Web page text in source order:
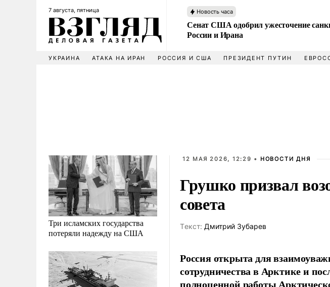
7 августа, пятница Новость часа
Сенат США одобрил ужесточение
России и Ирана
УКРАИНА АТАКА НА ИРАН РОССИЯ И США ПРЕЗИДЕНТ ПУТИН
Три исламских государства
потеряли надежду на США
12 МАЯ 2026, 12:29 • НОВОСТИ ДНЯ
Грушко призвал
совета
Tекст: Дмитрий Зубарев
Россия открыта для
сотрудничества в Арктике и